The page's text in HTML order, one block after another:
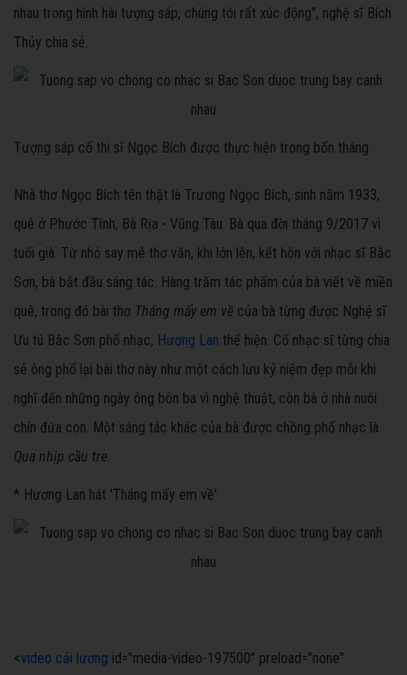
nhau trong hình hài tượng sáp, chúng tôi rất xúc động", nghệ sĩ Bích
Thủy chia sẻ.
Tượng sáp cố thi sĩ Ngọc Bích được thực hiện trong bốn tháng.
Nhà thơ Ngọc Bích tên thật là Trương Ngọc Bích, sinh năm 1933,
quê ở Phước Tĩnh, Bà Rịa - Vũng Tàu. Bà qua đời tháng 9/2017 vì
tuổi già. Từ nhỏ say mê thơ văn, khi lớn lên, kết hôn với nhạc sĩ Bắc
Sơn, bà bắt đầu sáng tác. Hàng trăm tác phẩm của bà viết về miền
quê, trong đó bài thơ Tháng mấy em về của bà từng được Nghệ sĩ
Ưu tú Bắc Sơn phổ nhạc, Hương Lan thể hiện. Cố nhạc sĩ từng chia
sẻ ông phổ lại bài thơ này như một cách lưu kỷ niệm đẹp mỗi khi
nghĩ đến những ngày ông bôn ba vì nghệ thuật, còn bà ở nhà nuôi
chín đứa con. Một sáng tác khác của bà được chồng phổ nhạc là
Qua nhịp cầu tre.
* Hương Lan hát 'Tháng mấy em về'
<video cải lương id="media-video-197500" preload="none"